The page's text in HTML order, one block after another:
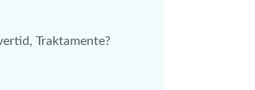
Traktamente?